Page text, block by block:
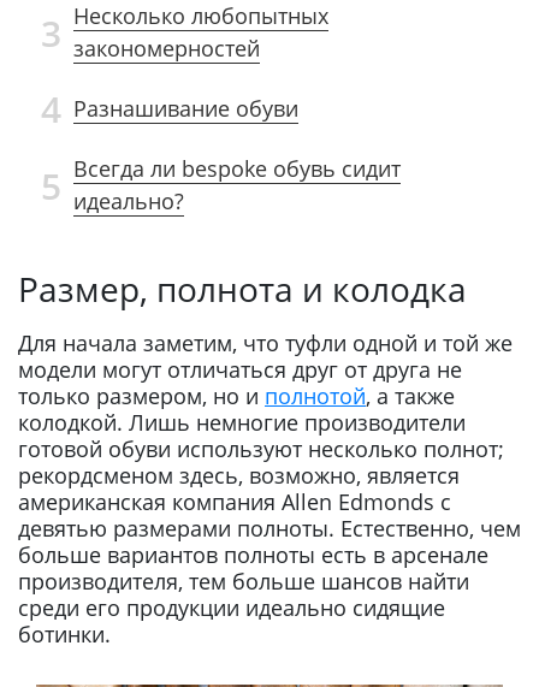
3 Несколько любопытных
закономерностей
4 Разнашивание обуви
5 Всегда ли bespoke обувь сидит
идеально?
Размер, полнота и колодка
Для начала заметим, что туфли одной и той же
модели могут отличаться друг от друга не
только размером, но и полнотой, а также
колодкой. Лишь немногие производители
готовой обуви используют несколько полнот;
рекордсменом здесь, возможно, является
американская компания Allen Edmonds с
девятью размерами полноты. Естественно, чем
больше вариантов полноты есть в арсенале
производителя, тем больше шансов найти
среди его продукции идеально сидящие
ботинки.